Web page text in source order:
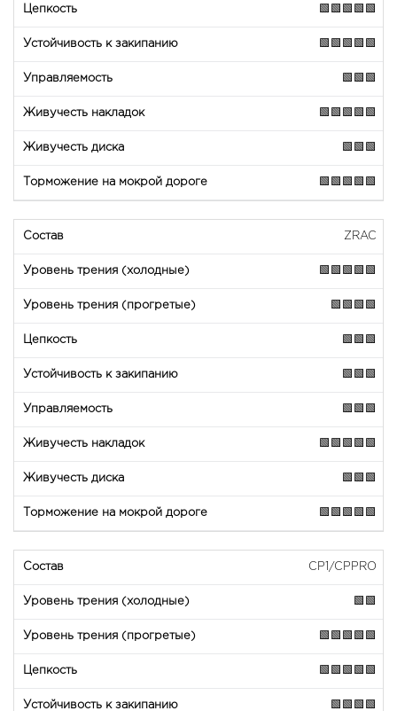
🟩🟩🟩🟩🟩
🟩🟩🟩🟩🟩
🟩🟩🟩
🟩🟩🟩🟩🟩
🟩🟩🟩
🟩🟩🟩🟩🟩
ZRAC
🟩🟩🟩🟩🟩
🟩🟩🟩🟩
🟩🟩🟩
🟩🟩🟩
🟩🟩🟩
🟩🟩🟩🟩🟩
🟩🟩🟩
🟩🟩🟩🟩🟩
CP1/CPPRO
🟩🟩
🟩🟩🟩🟩🟩
🟩🟩🟩🟩🟩
🟩🟩🟩🟩